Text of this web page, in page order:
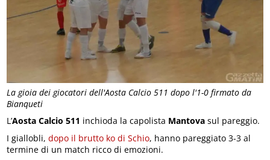
La gioia dei giocatori dell'Aosta Calcio 511 dopo l'1-0 firmato da
Bianqueti
L’Aosta Calcio 511 inchioda la capolista Mantova sul pareggio.
I giallobli,dopo il brutto ko di Schio, hanno pareggiato 3-3 al
termine di un match ricco di emozioni.